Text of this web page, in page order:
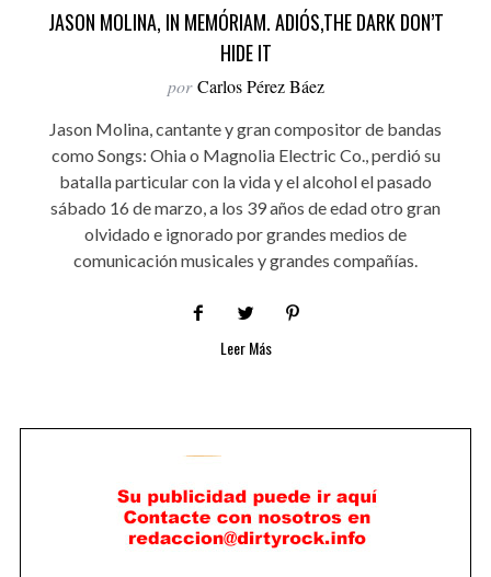
JASON MOLINA, IN MEMÓRIAM. ADIÓS,THE DARK DON’T
HIDE IT
por Carlos Pérez Báez
Jason Molina, cantante y gran compositor de bandas
como Songs: Ohia o Magnolia Electric Co., perdió su
batalla particular con la vida y el alcohol el pasado
sábado 16 de marzo, a los 39 años de edad otro gran
olvidado e ignorado por grandes medios de
comunicación musicales y grandes compañías.
Leer Más